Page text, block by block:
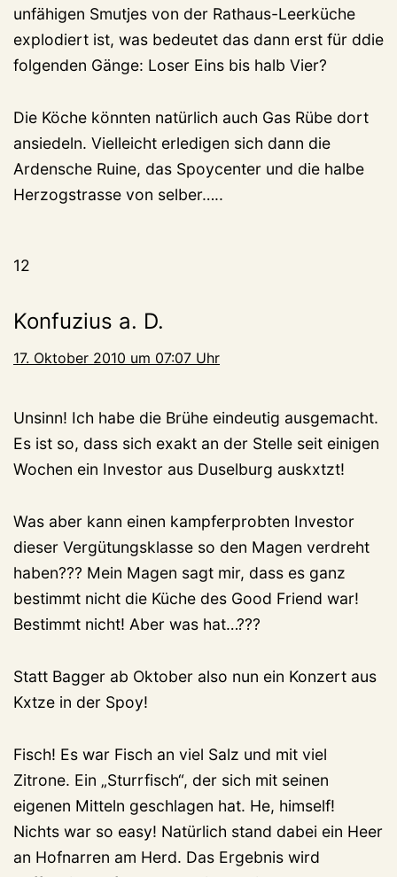
unfähigen Smutjes von der Rathaus-Leerküche
explodiert ist, was bedeutet das dann erst für ddie
folgenden Gänge: Loser Eins bis halb Vier?
Die Köche könnten natürlich auch Gas Rübe dort
ansiedeln. Vielleicht erledigen sich dann die
Ardensche Ruine, das Spoycenter und die halbe
Herzogstrasse von selber…..
12
Konfuzius a. D.
17. Oktober 2010 um 07:07 Uhr
Unsinn! Ich habe die Brühe eindeutig ausgemacht.
Es ist so, dass sich exakt an der Stelle seit einigen
Wochen ein Investor aus Duselburg auskxtzt!
Was aber kann einen kampferprobten Investor
dieser Vergütungsklasse so den Magen verdreht
haben??? Mein Magen sagt mir, dass es ganz
bestimmt nicht die Küche des Good Friend war!
Bestimmt nicht! Aber was hat…???
Statt Bagger ab Oktober also nun ein Konzert aus
Kxtze in der Spoy!
Fisch! Es war Fisch an viel Salz und mit viel
Zitrone. Ein „Sturrfisch“, der sich mit seinen
eigenen Mitteln geschlagen hat. He, himself!
Nichts war so easy! Natürlich stand dabei ein Heer
an Hofnarren am Herd. Das Ergebnis wird